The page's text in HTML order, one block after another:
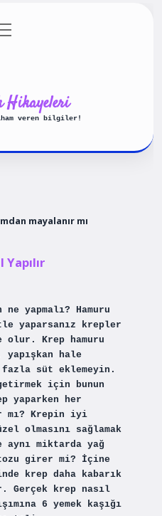
Politikası
Hikayeleri
veren bilgiler!
mayalanır mı
yapmalı? Hamuru
yaparsanız krepler
Krep hamuru
hale
süt eklemeyin.
için bunun
yaparken her
mı? Krepin iyi
olmasını sağlamak
miktarda yağ
girer mi? İçine
krep daha kabarık
Gerçek krep nasıl
6 yemek kaşığı